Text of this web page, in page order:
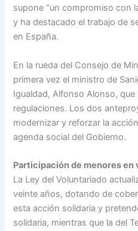
supone “un compromiso con
y ha destacado el trabajo de
en España.
En la rueda del Consejo de
primera vez el ministro de
Igualdad, Alfonso Alonso,
regulaciones. Los dos
modernizar y reforzar la
agenda social del Gobierno.
Participación de menores en
La Ley del Voluntariado
veinte años, dotando de
esta acción solidaria y
solidaria, mientras que la del